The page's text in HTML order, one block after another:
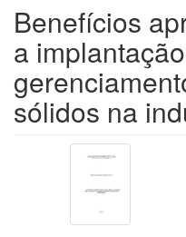
Benefícios
a
sólidos na